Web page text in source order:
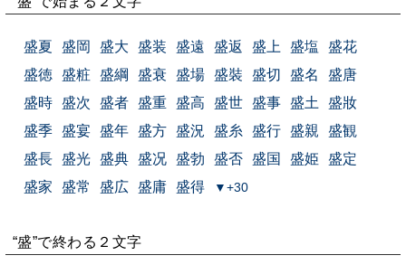
盛夏 盛岡 盛大 盛装 盛遠 盛返 盛上 盛塩
盛花
盛徳
盛粧 盛綱 盛衰 盛場 盛裝 盛切 盛名
盛唐
盛時
盛次 盛者 盛重 盛高 盛世 盛事 盛土
盛妝
盛季
盛宴 盛年 盛方 盛況 盛糸 盛行 盛親
盛観
盛長
盛光 盛典 盛况 盛勃 盛否 盛国 盛姫
盛定
盛家
盛常 盛広 盛庸 盛得 ▼+30
“盛”で終わる２文字